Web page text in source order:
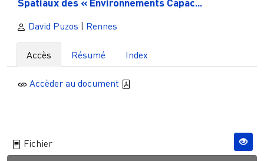
David Puzos | Rennes
Accès Résumé Index
Accèder au document
Fichier